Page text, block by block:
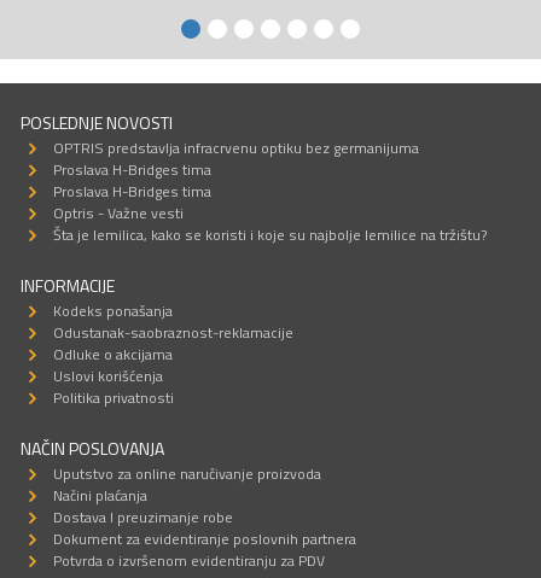
POSLEDNJE NOVOSTI
OPTRIS predstavlja infracrvenu optiku bez germanijuma
Proslava H-Bridges tima
Proslava H-Bridges tima
Optris - Važne vesti
Šta je lemilica, kako se koristi i koje su najbolje lemilice na tržištu?
INFORMACIJE
Kodeks ponašanja
Odustanak-saobraznost-reklamacije
Odluke o akcijama
Uslovi korišćenja
Politika privatnosti
NAČIN POSLOVANJA
Uputstvo za online naručivanje proizvoda
Načini plaćanja
Dostava I preuzimanje robe
Dokument za evidentiranje poslovnih partnera
Potvrda o izvršenom evidentiranju za PDV